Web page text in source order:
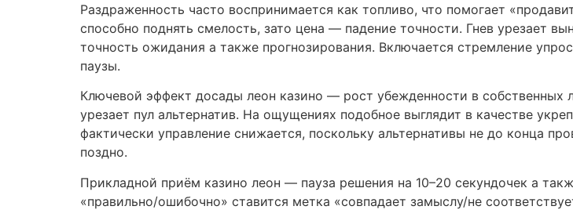
Раздраженность часто воспринимается как топливо, что помогает
способно поднять смелость, зато цена — падение точности. Гнев урезает
точность ожидания а также прогнозирования. Включается стремление
паузы.
Ключевой эффект досады леон казино — рост убежденности в собственных
урезает пул альтернатив. На ощущениях подобное выглядит в качестве
фактически управление снижается, поскольку альтернативы не до конца
поздно.
Прикладной приём казино леон — пауза решения на 10–20 секундочек а
«правильно/ошибочно» ставится метка «совпадает замыслу/не